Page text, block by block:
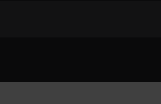
met 7 zitplaatsen.
een nieuw, intuïtiever